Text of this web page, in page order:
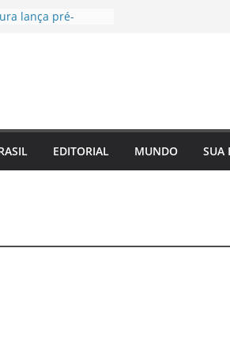
lança pré-
EUA e Bélgica
2 do Plano
e reforça
o
do estado
EDITORIAL MUNDO SUA